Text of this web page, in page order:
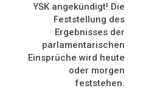
YSK angekündigt! Die
Feststellung des
Ergebnisses der
parlamentarischen
Einsprüche wird heute
oder morgen
feststehen.